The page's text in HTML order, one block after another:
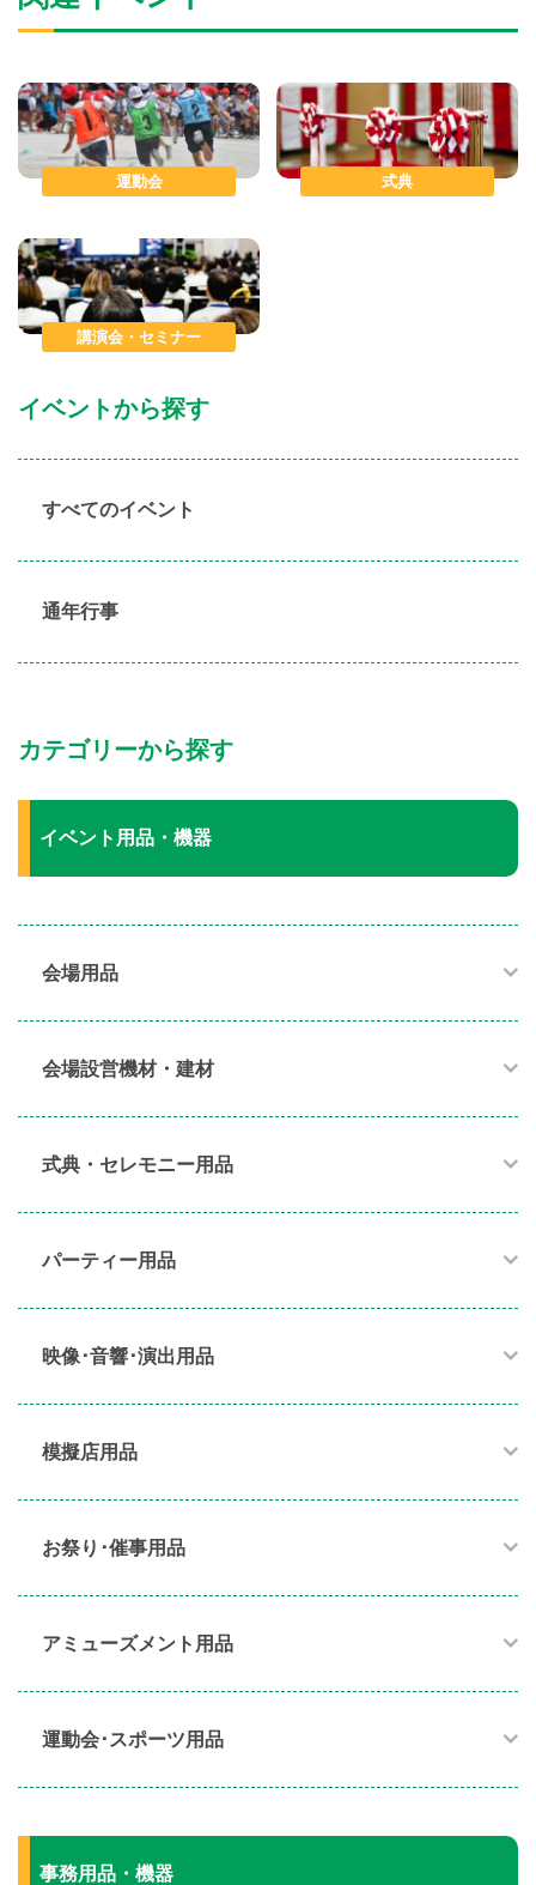
イベントから探す
すべてのイベント
通年行事
カテゴリーから探す
イベント用品・機器
会場用品
会場設営機材・建材
式典・セレモニー用品
パーティー用品​
映像･音響･演出用品​
模擬店用品​
お祭り･催事用品​
アミューズメント用品​
運動会･スポーツ用品​
事務用品・機器
運動会 式典
講演会・セミナー